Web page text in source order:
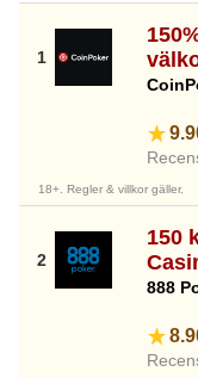
18+. Regler & villkor gäller.
150
888